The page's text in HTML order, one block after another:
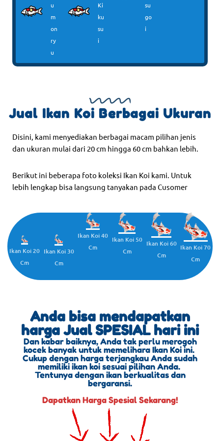
u
m
on
ry
u
Ki
ku
su
i
su
go
i
Jual Ikan Koi Berbagai Ukuran
Disini, kami menyediakan berbagai macam pilihan jenis
dan ukuran mulai dari 20 cm hingga 60 cm bahkan lebih.
Berikut ini beberapa foto koleksi Ikan Koi kami. Untuk
lebih lengkap bisa langsung tanyakan pada Cusomer
Ikan Koi 20
Cm
Ikan Koi 30
Cm
Ikan Koi 40
Cm
Ikan Koi 50
Cm
Ikan Koi 60
Cm
Ikan Koi 70
Cm
Anda bisa mendapatkan
harga Jual SPESIAL hari ini
Dan kabar baiknya, Anda tak perlu merogoh
kocek banyak untuk memelihara Ikan Koi ini.
Cukup dengan harga terjangkau Anda sudah
memiliki ikan koi sesuai pilihan Anda.
Tentunya dengan ikan berkualitas dan
bergaransi.
Dapatkan Harga Spesial Sekarang!